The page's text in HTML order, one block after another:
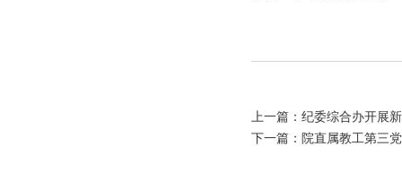
上一篇： 纪委综合办开展
下一篇： 院直属教工第三